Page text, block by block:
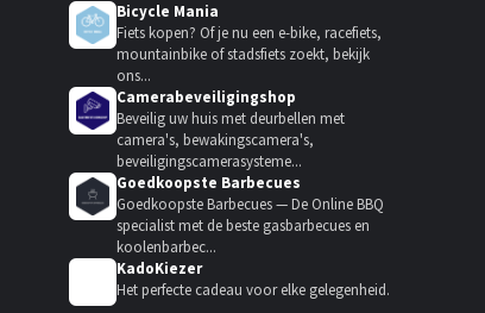
Bicycle Mania
Fiets kopen? Of je nu een e-bike, racefiets,
mountainbike of stadsfiets zoekt, bekijk
ons...
Camerabeveiligingshop
Beveilig uw huis met deurbellen met
camera's, bewakingscamera's,
beveiligingscamerasysteme...
Goedkoopste Barbecues
Goedkoopste Barbecues — De Online BBQ
specialist met de beste gasbarbecues en
koolenbarbec...
KadoKiezer
Het perfecte cadeau voor elke gelegenheid.